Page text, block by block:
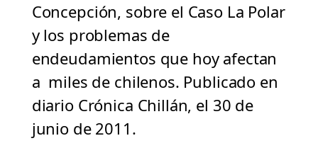
Concepción, sobre el Caso La Polar
y los problemas de
endeudamientos que hoy afectan
a miles de chilenos. Publicado en
diario Crónica Chillán, el 30 de
junio de 2011.